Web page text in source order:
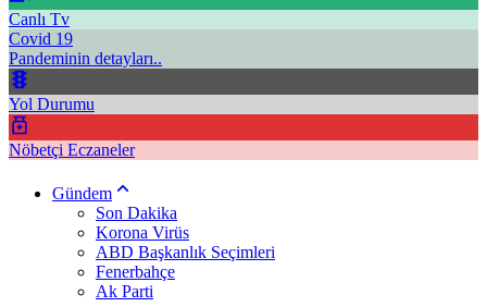
Canlı Tv
Covid 19
Pandeminin detayları..
Yol Durumu
Nöbetçi Eczaneler
Gündem
Son Dakika
Korona Virüs
ABD Başkanlık Seçimleri
Fenerbahçe
Ak Parti